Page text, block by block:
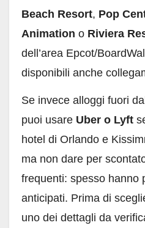
Beach Resort, Pop
Animation o Riviera
dell’area Epcot/
disponibili anche
Se invece alloggi fuori
puoi usare Uber o Lyft
hotel di Orlando e
ma non dare per
frequenti: spesso hanno
anticipati. Prima di
uno dei dettagli da